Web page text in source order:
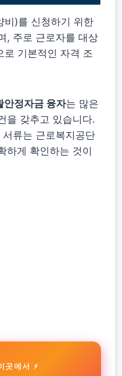
비)를 신청하기 위한
, 주로 근로자를 대상
기본적인 자격 조
안정자금 융자는 많은
을 갖추고 있습니다.
류는 근로복지공단
하게 확인하는 것이
곳에서 ⚡